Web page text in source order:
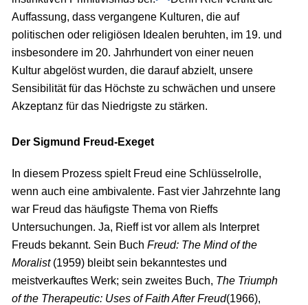
Auffassung, dass vergangene Kulturen, die auf
politischen oder religiösen Idealen beruhten, im 19. und
insbesondere im 20. Jahrhundert von einer neuen
Kultur abgelöst wurden, die darauf abzielt, unsere
Sensibilität für das Höchste zu schwächen und unsere
Akzeptanz für das Niedrigste zu stärken.
Der Sigmund Freud-Exeget
In diesem Prozess spielt Freud eine Schlüsselrolle,
wenn auch eine ambivalente. Fast vier Jahrzehnte lang
war Freud das häufigste Thema von Rieffs
Untersuchungen. Ja, Rieff ist vor allem als Interpret
Freuds bekannt. Sein Buch Freud: The Mind of the
Moralist(1959) bleibt sein bekanntestes und
meistverkauftes Werk; sein zweites Buch, The Triumph
of the Therapeutic: Uses of Faith After Freud(1966),